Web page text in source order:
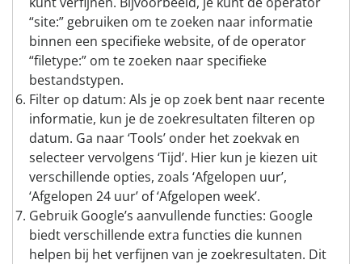
“site:” gebruiken om te zoeken naar informatie
binnen een specifieke website, of de operator
“filetype:” om te zoeken naar specifieke
bestandstypen.
Filter op datum: Als je op zoek bent naar recente
informatie, kun je de zoekresultaten filteren op
datum. Ga naar ‘Tools’ onder het zoekvak en
selecteer vervolgens ‘Tijd’. Hier kun je kiezen uit
verschillende opties, zoals ‘Afgelopen uur’,
‘Afgelopen 24 uur’ of ‘Afgelopen week’.
Gebruik Google’s aanvullende functies: Google
biedt verschillende extra functies die kunnen
helpen bij het verfijnen van je zoekresultaten. Dit